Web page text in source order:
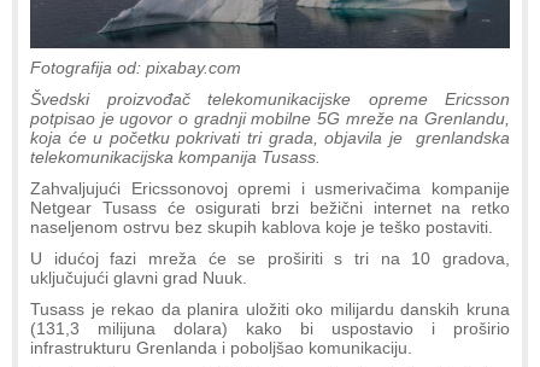
Fotografija od: pixabay.com
Švedski proizvođač telekomunikacijske opreme Ericsson
potpisao je ugovor o gradnji mobilne 5G mreže na Grenlandu,
koja će u početku pokrivati tri grada, objavila je grenlandska
telekomunikacijska kompanija Tusass.
Zahvaljujući Ericssonovoj opremi i usmerivačima kompanije
Netgear Tusass će osigurati brzi bežični internet na retko
naseljenom ostrvu bez skupih kablova koje je teško postaviti.
U idućoj fazi mreža će se proširiti s tri na 10 gradova,
uključujući glavni grad Nuuk.
Tusass je rekao da planira uložiti oko milijardu danskih kruna
(131,3 milijuna dolara) kako bi uspostavio i proširio
infrastrukturu Grenlanda i poboljšao komunikaciju.